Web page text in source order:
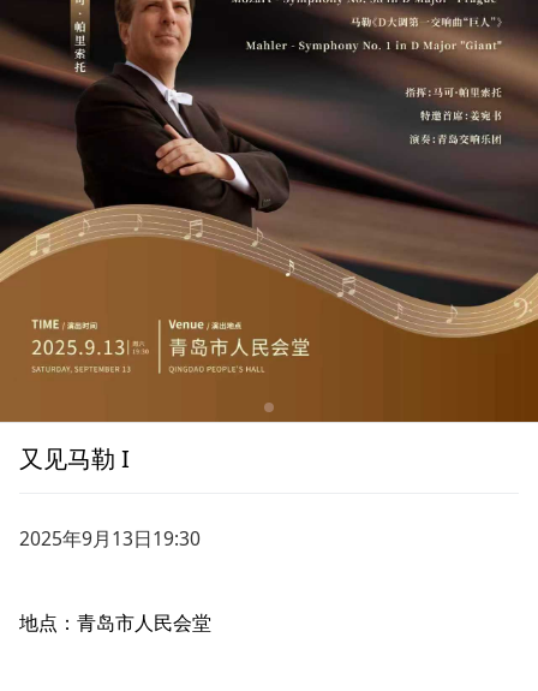
又见马勒 I
2025年9月13日19:30
地点：青岛市人民会堂